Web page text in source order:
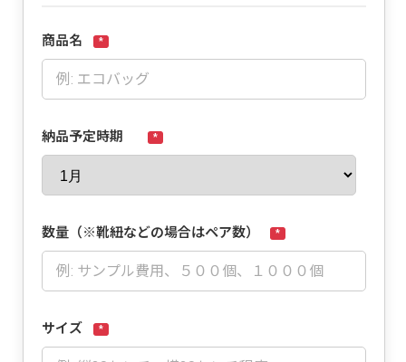
商品名 *
納品予定時期 *
数量（※靴紐などの場合はペア数） *
サイズ *